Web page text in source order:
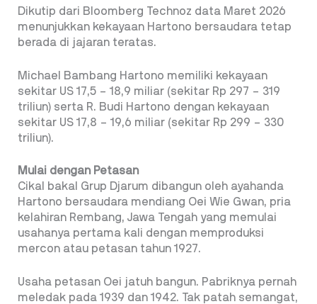
Dikutip dari Bloomberg Technoz data Maret 2026
menunjukkan kekayaan Hartono bersaudara tetap
berada di jajaran teratas.
Michael Bambang Hartono memiliki kekayaan
sekitar US 17,5 – 18,9 miliar (sekitar Rp 297 – 319
triliun) serta R. Budi Hartono dengan kekayaan
sekitar US 17,8 – 19,6 miliar (sekitar Rp 299 – 330
triliun).
Mulai dengan Petasan
Cikal bakal Grup Djarum dibangun oleh ayahanda
Hartono bersaudara mendiang Oei Wie Gwan, pria
kelahiran Rembang, Jawa Tengah yang memulai
usahanya pertama kali dengan memproduksi
mercon atau petasan tahun 1927.
Usaha petasan Oei jatuh bangun. Pabriknya pernah
meledak pada 1939 dan 1942. Tak patah semangat,